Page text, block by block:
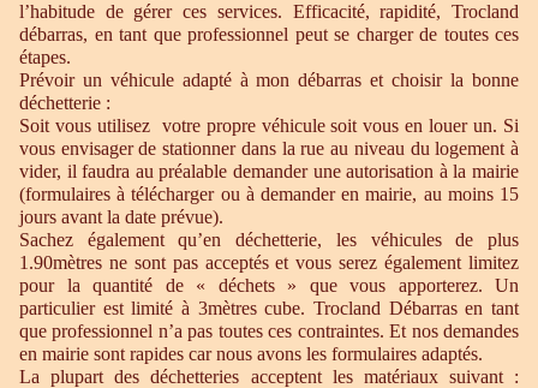
l’habitude de gérer ces services. Efficacité, rapidité, Trocland
débarras, en tant que professionnel peut se charger de toutes ces
étapes.
Prévoir un véhicule adapté à mon débarras et choisir la bonne
déchetterie :
Soit vous utilisez votre propre véhicule soit vous en louer un. Si
vous envisager de stationner dans la rue au niveau du logement à
vider, il faudra au préalable demander une autorisation à la mairie
(formulaires à télécharger ou à demander en mairie, au moins 15
jours avant la date prévue).
Sachez également qu’en déchetterie, les véhicules de plus
1.90mètres ne sont pas acceptés et vous serez également limitez
pour la quantité de « déchets » que vous apporterez. Un
particulier est limité à 3mètres cube. Trocland Débarras en tant
que professionnel n’a pas toutes ces contraintes. Et nos demandes
en mairie sont rapides car nous avons les formulaires adaptés.
La plupart des déchetteries acceptent les matériaux suivant :